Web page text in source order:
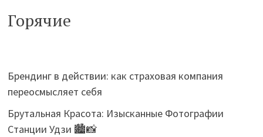
Горячие
Брендинг в действии: как страховая компания
переосмысляет себя
Брутальная Красота: Изысканные Фотографии
Станции Удзи 🏙️📸